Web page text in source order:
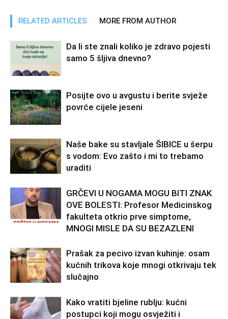
RELATED ARTICLES MORE FROM AUTHOR
Da li ste znali koliko je zdravo pojesti
samo 5 šljiva dnevno?
Posijte ovo u avgustu i berite svježe
povrće cijele jeseni
Naše bake su stavljale ŠIBICE u šerpu
s vodom: Evo zašto i mi to trebamo
uraditi
GRČEVI U NOGAMA MOGU BITI ZNAK
OVE BOLESTI: Profesor Medicinskog
fakulteta otkrio prve simptome,
MNOGI MISLE DA SU BEZAZLENI
Prašak za pecivo izvan kuhinje: osam
kućnih trikova koje mnogi otkrivaju tek
slučajno
Kako vratiti bjeline rublju: kućni
postupci koji mogu osvježiti i